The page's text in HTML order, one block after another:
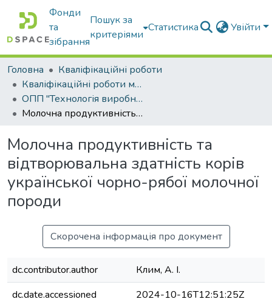
Фонди
та
зібрання
Пошук за
критеріями
Статистика Увійти
Головна
Кваліфікаційні роботи
Кваліфікаційні роботи магістрів
ОПП "Технологія виробництва і переробки продукції тваринництва"
Молочна продуктивність та відтворювальна здатність корів української чорно-рябої молочної породи
Молочна продуктивність та
відтворювальна здатність корів
української чорно-рябої молочної
породи
Скорочена інформація про документ
dc.contributor.author
Клим, А. І.
dc.date.accessioned
2024-10-16T12:51:25Z